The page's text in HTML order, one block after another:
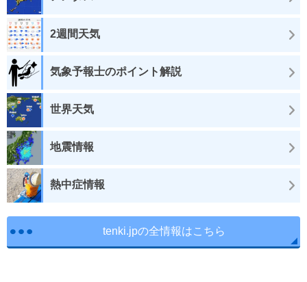
2週間天気
気象予報士のポイント解説
世界天気
地震情報
熱中症情報
tenki.jpの全情報はこちら